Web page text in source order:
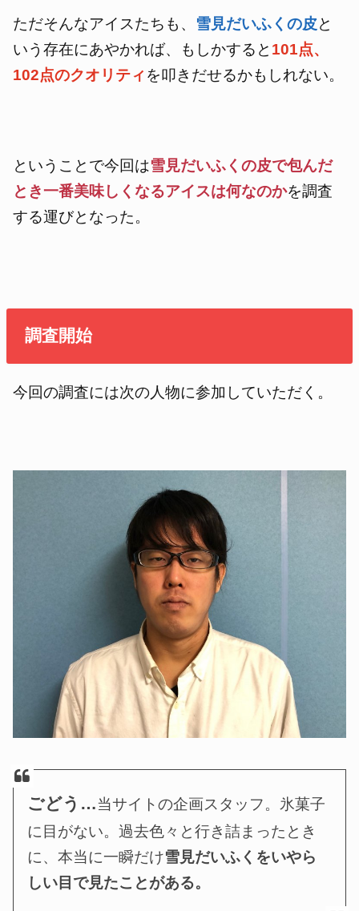
ただそんなアイスたちも、 雪見だいふくの皮と
いう存在にあやかれば、もしかすると 101点、
102点のクオリティ を叩きだせるかもしれない。
ということで今回は雪見だいふくの皮で包んだ
とき一番美味しくなるアイスは何なのかを調査
する運びとなった。
調査開始
今回の調査には次の人物に参加していただく。
ごどう…当サイトの企画スタッフ。氷菓子
に目がない。過去色々と行き詰まったとき
に、本当に一瞬だけ雪見だいふくをいやら
しい目で見たことがある。